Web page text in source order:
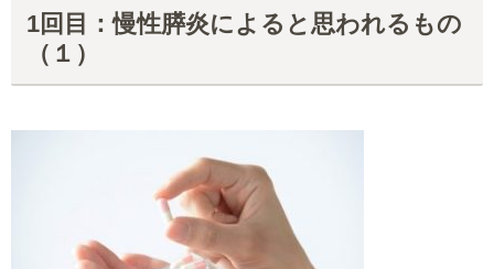
1回目：慢性膵炎によると思われるもの
（１）